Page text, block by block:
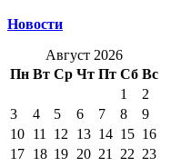
Новости
Август 2026
Пн Вт Ср Чт Пт Сб Вс
1
2
3
4 5 6 7 8
9
10 11 12 13 14 15 16
17 18 19 20 21 22 23